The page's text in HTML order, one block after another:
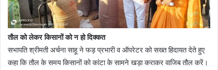
तौल को लेकर किसानों को न हो दिक्कत
सभापति श्रीमती अर्चना साहू ने फड़ प्रभारी व ऑपरेटर को सख्त हिदायत देते हुए
कहा कि तौल के समय किसानों को कांटा के सामने खड़ा कराकर वाजिब तौल करें।